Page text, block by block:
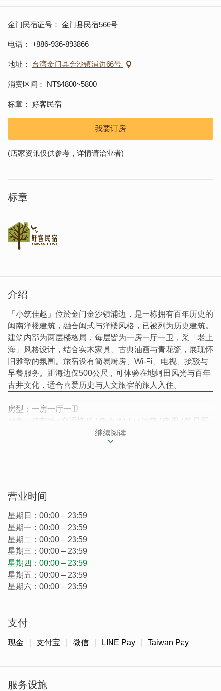
金门民宿证号 金门县民宿566号
电话 +886-936-898866
地址 台湾金门县金沙镇浦边66号
消费区间 NT$4800~5800
标章 好客民宿
我要订房
(店家资讯仅供参考，详情请洽业者)
标章
介绍
「小筑佳趣」位於金门金沙镇浦边，是一栋拥有百年历史的
闽南洋楼建筑，融合闽式与洋楼风格，已被列为历史建筑。
建筑内部为两层楼格局，每层皆为一房一厅一卫，采「老上
海」风格设计，结合实木家具、古典油画与青花瓷，展现怀
旧雅致的氛围。旅宿设有简易厨房、Wi-Fi、电视、接驳与
早餐服务。距海边仅500公尺，可体验在地蚵田风光与百年
古井文化，适合喜爱历史与人文旅宿的旅人入住。
房型：一房一厅一卫
服务：停车场 / 交通接驳 / 免费 Wi-Fi / 冰箱 / 电视 / 简易厨
打造这座融合闽式与洋楼风格的建筑。如今，这栋洋楼经过
细致修缮，已被金门县政府文化局授牌为历史建筑。小筑佳
趣不仅重现了昔日风华，更转身成为一处「住进历史」的旅
宿空间。
继续阅读
营业时间
星期日：00:00 – 23:59
星期一：00:00 – 23:59
星期二：00:00 – 23:59
星期三：00:00 – 23:59
星期四：00:00 – 23:59
星期五：00:00 – 23:59
星期六：00:00 – 23:59
支付
现金 支付宝 微信 LINE Pay Taiwan Pay
服务设施